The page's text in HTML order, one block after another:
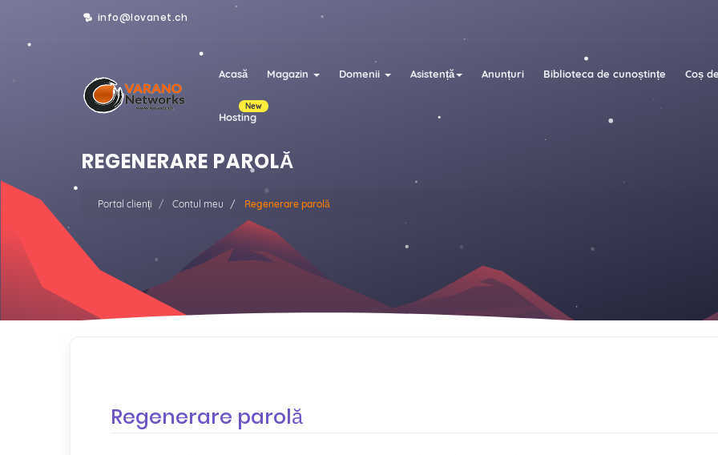
info@lovanet.ch
Acasă Magazin Domenii Asistență Anunțuri Biblioteca de cunoștințe Coș
Hosting
New
REGENERARE PAROLĂ
Portal clienți Contul meu Regenerare parolă
Regenerare parolă